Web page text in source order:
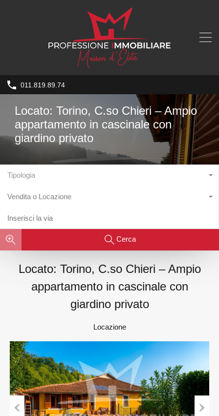
011.819.89.74
Locato: Torino, C.so Chieri – Ampio
appartamento in cascinale con
giardino privato
Tipologia
Vendita o Locazione
Cerca
Locato: Torino, C.so Chieri – Ampio
appartamento in cascinale con
giardino privato
Locazione